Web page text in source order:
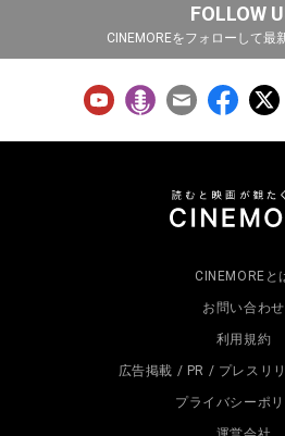
FOLLOW
CINEMOREをフォローして最
CINEMOREと
お問い合わせ
利用規約
広告掲載 / PR / プレスリ
プライバシーポ